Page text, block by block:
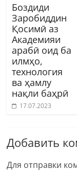
Боздиди
Заробиддин
Қосимӣ аз
Академияи
арабӣ оид ба
илмҳо,
технология
ва ҳамлу
нақли баҳрӣ
17.07.2023
Добавить
Для отправки